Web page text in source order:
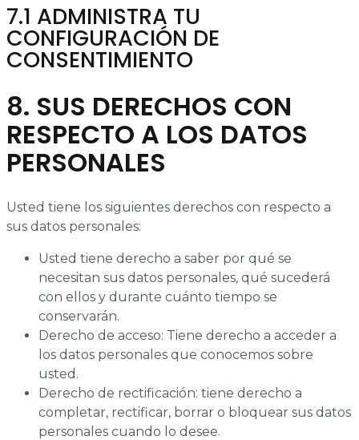
7.1 ADMINISTRA TU
CONFIGURACIÓN DE
CONSENTIMIENTO
8. SUS DERECHOS CON
RESPECTO A LOS DATOS
PERSONALES
Usted tiene los siguientes derechos con respecto a
sus datos personales:
Usted tiene derecho a saber por qué se
necesitan sus datos personales, qué sucederá
con ellos y durante cuánto tiempo se
conservarán.
Derecho de acceso: Tiene derecho a acceder a
los datos personales que conocemos sobre
usted.
Derecho de rectificación: tiene derecho a
completar, rectificar, borrar o bloquear sus datos
personales cuando lo desee.